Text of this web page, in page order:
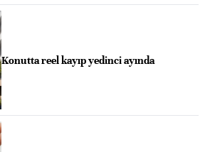
Konutta reel kayıp yedinci ayında